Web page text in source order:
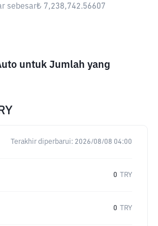
sebesar₺ 7,238,742.56607
untuk Jumlah yang
Terakhir diperbarui: 2026/08/08 04:00
0 TRY
0 TRY